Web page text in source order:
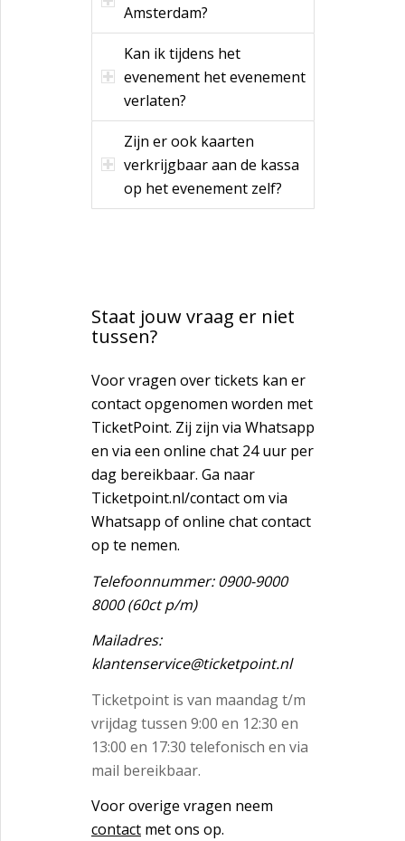
Amsterdam?
Kan ik tijdens het
evenement het evenement
verlaten?
Zijn er ook kaarten
verkrijgbaar aan de kassa
op het evenement zelf?
Staat jouw vraag er niet
tussen?
Voor vragen over tickets kan er
contact opgenomen worden met
TicketPoint. Zij zijn via Whatsapp
en via een online chat 24 uur per
dag bereikbaar. Ga naar
Ticketpoint.nl/contact om via
Whatsapp of online chat contact
op te nemen.
Telefoonnummer: 0900-9000
8000 (60ct p/m)
Mailadres:
klantenservice@ticketpoint.nl
Ticketpoint is van maandag t/m
vrijdag tussen 9:00 en 12:30 en
13:00 en 17:30 telefonisch en via
mail bereikbaar.
Voor overige vragen neem
contact met ons op.